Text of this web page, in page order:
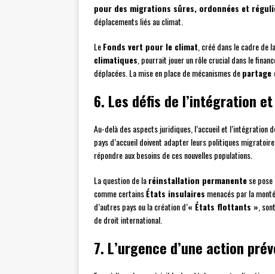
pour des migrations sûres, ordonnées et
déplacements liés au climat.
LeFonds vert pour le climat , créé dans le cadre de la
climatiques , pourrait jouer un rôle crucial dans le
déplacées. La mise en place de mécanismes departage
6. Les défis de l’intégration
Au-delà des aspects juridiques, l’accueil et
pays d’accueil doivent adapter leurs politiques
répondre aux besoins de ces nouvelles populations.
La question de laréinstallation permanentese
comme certainsÉtats insulaires menacés par la
d’autres pays ou la création d’« États flottants » ,
de droit international.
7. L’urgence d’une action